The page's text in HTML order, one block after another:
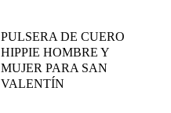
PULSERA DE CUERO
HIPPIE HOMBRE Y
MUJER PARA SAN
VALENTÍN